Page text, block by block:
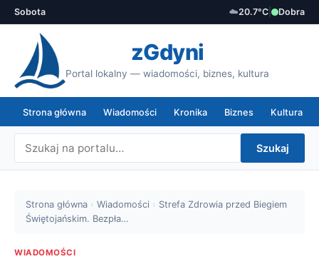
Sobota ☁️20.7°C Dobra
zGdyni
Portal lokalny — wiadomości, biznes, kultura
Strona główna Wiadomości Kronika Biznes Kultura
Szukaj
Strona główna › Wiadomości › Strefa Zdrowia przed Biegiem
Świętojańskim. Bezpła…
WIADOMOŚCI